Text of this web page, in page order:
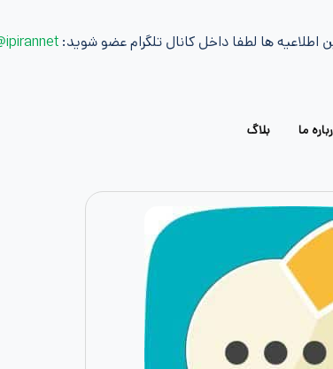
اطلاعیه ها لطفا داخل کانال تلگرام عضو شوید: ipirannet@
ما بلاگ